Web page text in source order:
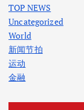
TOP NEWS
Uncategorized
World
新闻节拍
运动
金融